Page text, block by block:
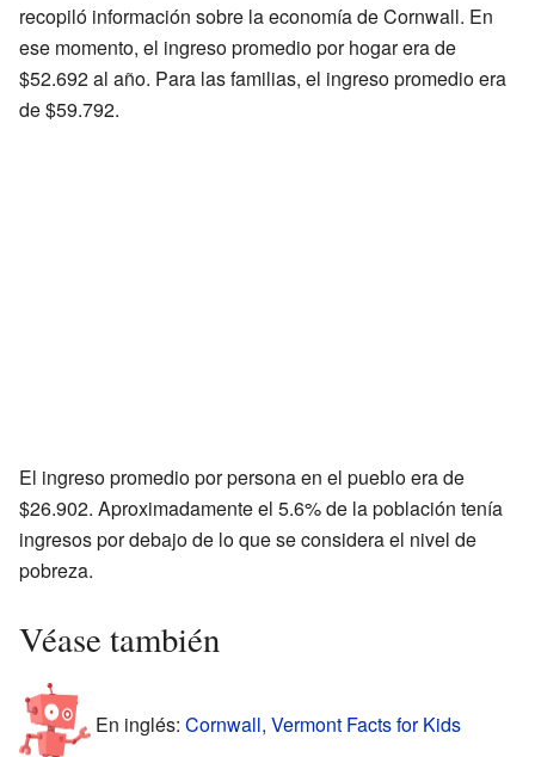
recopiló información sobre la economía de Cornwall. En
ese momento, el ingreso promedio por hogar era de
$52.692 al año. Para las familias, el ingreso promedio era
de $59.792.
El ingreso promedio por persona en el pueblo era de
$26.902. Aproximadamente el 5.6% de la población tenía
ingresos por debajo de lo que se considera el nivel de
pobreza.
Véase también
En inglés: Cornwall, Vermont Facts for Kids